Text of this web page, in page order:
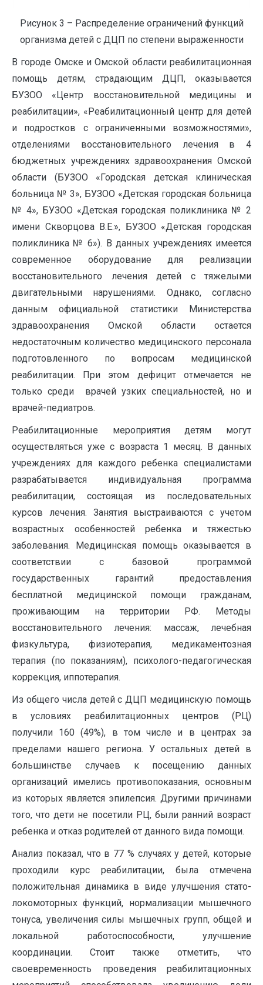
Рисунок 3 – Распределение ограничений функций
организма детей с ДЦП по степени выраженности
В городе Омске и Омской области реабилитационная
помощь детям, страдающим ДЦП, оказывается
БУЗОО «Центр восстановительной медицины и
реабилитации», «Реабилитационный центр для детей
и подростков с ограниченными возможностями»,
отделениями восстановительного лечения в 4
бюджетных учреждениях здравоохранения Омской
области (БУЗОО «Городская детская клиническая
больница № 3», БУЗОО «Детская городская больница
№ 4», БУЗОО «Детская городская поликлиника № 2
имени Скворцова В.Е.», БУЗОО «Детская городская
поликлиника № 6»). В данных учреждениях имеется
современное оборудование для реализации
восстановительного лечения детей с тяжелыми
двигательными нарушениями. Однако, согласно
данным официальной статистики Министерства
здравоохранения Омской области остается
недостаточным количество медицинского персонала
подготовленного по вопросам медицинской
реабилитации. При этом дефицит отмечается не
только среди врачей узких специальностей, но и
врачей-педиатров.
Реабилитационные мероприятия детям могут
осуществляться уже с возраста 1 месяц. В данных
учреждениях для каждого ребенка специалистами
разрабатывается индивидуальная программа
реабилитации, состоящая из последовательных
курсов лечения. Занятия выстраиваются с учетом
возрастных особенностей ребенка и тяжестью
заболевания. Медицинская помощь оказывается в
соответствии с базовой программой
государственных гарантий предоставления
бесплатной медицинской помощи гражданам,
проживающим на территории РФ. Методы
восстановительного лечения: массаж, лечебная
физкультура, физиотерапия, медикаментозная
терапия (по показаниям), психолого-педагогическая
коррекция, иппотерапия.
Из общего числа детей с ДЦП медицинскую помощь
в условиях реабилитационных центров (РЦ)
получили 160 (49%), в том числе и в центрах за
пределами нашего региона. У остальных детей в
большинстве случаев к посещению данных
организаций имелись противопоказания, основным
из которых является эпилепсия. Другими причинами
того, что дети не посетили РЦ, были ранний возраст
ребенка и отказ родителей от данного вида помощи.
Анализ показал, что в 77 % случаях у детей, которые
проходили курс реабилитации, была отмечена
положительная динамика в виде улучшения стато-
локомоторных функций, нормализации мышечного
тонуса, увеличения силы мышечных групп, общей и
локальной работоспособности, улучшение
координации. Стоит также отметить, что
своевременность проведения реабилитационных